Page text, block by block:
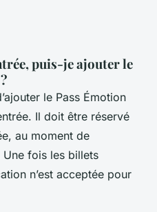
puis-je ajouter le
le Pass Émotion
Il doit être réservé
au moment de
Une fois les billets
n’est acceptée pour